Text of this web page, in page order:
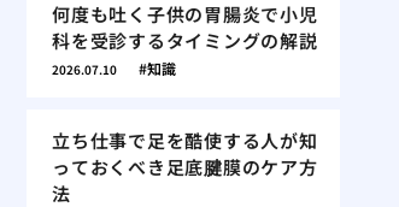
何度も吐く子供の胃腸炎で小児
科を受診するタイミングの解説
2026.07.10 知識
立ち仕事で足を酷使する人が知
っておくべき足底腱膜のケア方
法